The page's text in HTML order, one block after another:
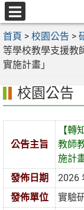
跳
至
主
要
內
選
單
首頁 > 校園公告 >
等學校教學支援教
實施計畫」
校園公告
公告主旨
【
教師
施計
發佈日期
2026
發佈單位
實驗